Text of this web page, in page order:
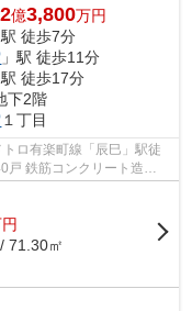
2億3,800万円
駅 徒歩7分
」駅 徒歩11分
駅 徒歩17分
下2階
１丁目
円
71.30㎡